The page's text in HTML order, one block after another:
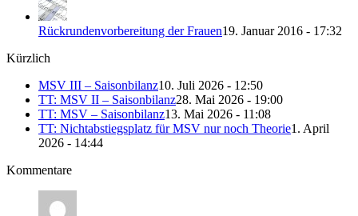
Rückrundenvorbereitung der Frauen19. Januar 2016 - 17:32
Kürzlich
MSV III – Saisonbilanz10. Juli 2026 - 12:50
TT: MSV II – Saisonbilanz28. Mai 2026 - 19:00
TT: MSV – Saisonbilanz13. Mai 2026 - 11:08
TT: Nichtabstiegsplatz für MSV nur noch Theorie1. April
2026 - 14:44
Kommentare